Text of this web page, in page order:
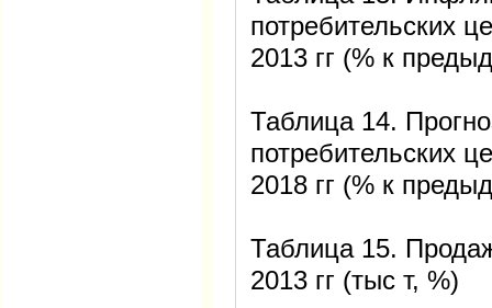
потребительских
2013 гг (% к
Таблица 14.
потребительских
2018 гг (% к
Таблица 15.
2013 гг (тыс т, %)